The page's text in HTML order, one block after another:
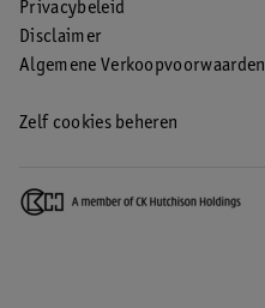
Privacybeleid
Disclaimer
Algemene Verkoopvoorwaarden
Zelf cookies beheren